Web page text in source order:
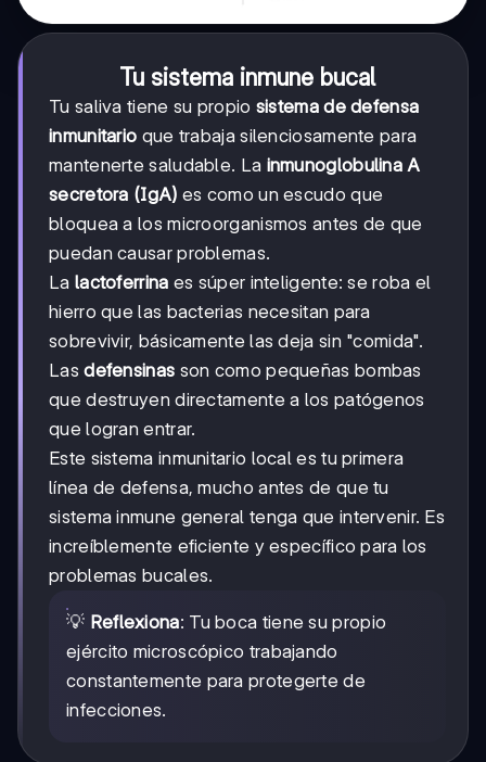
Tu sistema inmune bucal
Tu saliva tiene su propio sistema de defensa
inmunitario que trabaja silenciosamente para
mantenerte saludable. La inmunoglobulina A
secretora (IgA) es como un escudo que
bloquea a los microorganismos antes de que
puedan causar problemas.
La lactoferrina es súper inteligente: se roba el
hierro que las bacterias necesitan para
sobrevivir, básicamente las deja sin "comida".
Lasdefensinas son como pequeñas bombas
que destruyen directamente a los patógenos
que logran entrar.
Este sistema inmunitario local es tu primera
línea de defensa, mucho antes de que tu
sistema inmune general tenga que intervenir. Es
increíblemente eficiente y específico para los
problemas bucales.
💡 Reflexiona: Tu boca tiene su propio
ejército microscópico trabajando
constantemente para protegerte de
infecciones.